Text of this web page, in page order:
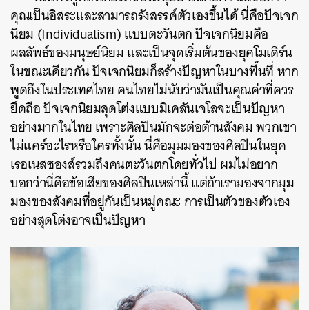
คุณเป็นอิสระและสามารถรังสรรค์ตัวเองขึ้นได้ นี่คือปัจเจก
นิยม (Individualism) แบบตะวันตก ปัจเจกนิยมคือ
ผลลัพธ์ของมนุษย์นิยม และเป็นจุดเริ่มต้นของยุคโมเดิร์น
ในขณะเดียวกัน ปัจเจกนิยมก็สร้างปัญหาในบางพื้นที่ หาก
พูดถึงในประเทศไทย คนไทยไม่นับว่ามันเป็นคุณค่าที่ควร
ยึดถือ ปัจเจกนิยมสุดโต่งแบบมิเคลันเจโลจะเป็นปัญหา
อย่างมากในไทย เพราะศิลปินมักจะต่อต้านสังคม พวกเขา
ไม่แคร์อะไรหรือใครทั้งนั้น นี่คือมุมมองของศิลปินในยุค
เรอเนสซองส์รวมถึงคนตะวันตกโดยทั่วไป ผมไม่อยาก
บอกว่านี่คือข้อเสียของศิลปินเหล่านี้ แต่ถ้าเรามองจากมุม
มองของสังคมที่อยู่กันเป็นหมู่คณะ การเป็นตัวของตัวเอง
อย่างสุดโต่งอาจเป็นปัญหา